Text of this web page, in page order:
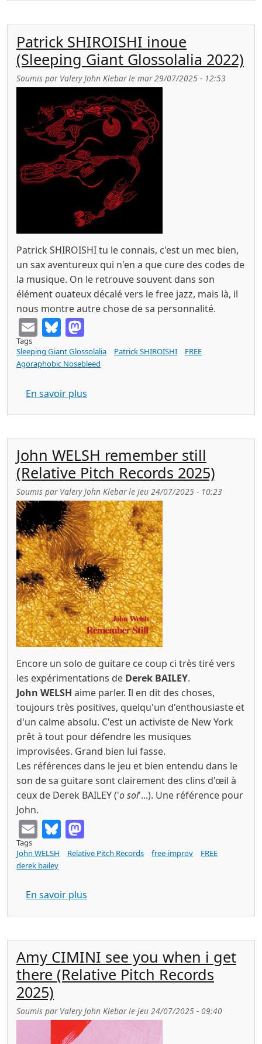
Patrick SHIROISHI inoue
(Sleeping Giant Glossolalia 2022)
Soumis par Valery John Klebar le mar 29/07/2025 - 12:53
Patrick SHIROISHI tu le connais, c'est un mec bien,
un sax aventureux qui n'en a que cure des codes de
la musique. On le retrouve souvent dans son
élément ouateux décalé vers le free jazz, mais là, il
nous montre autre chose de sa personnalité.
E
m
ai
Bl
u
e
y
a
st
d
o
n
Tags
Sleeping Giant Glossolalia
Patrick SHIROISHI
FREE
Agoraphobic Nosebleed
En savoir plus
John WELSH remember still
(Relative Pitch Records 2025)
Soumis par Valery John Klebarle jeu 24/07/2025 - 10:23
Encore un solo de guitare ce coup ci très tiré vers
les expérimentations de Derek BAILEY.
John WELSH aime parler. Il en dit des choses,
toujours très positives, quelqu'un d'enthousiaste et
d'un calme absolu. C'est un activiste de New York
prêt à tout pour défendre les musiques
improvisées. Grand bien lui fasse.
Les références dans le jeu et bien entendu dans le
son de sa guitare sont clairement des clins d'œil à
ceux de Derek BAILEY ('o sol'...). Une référence pour
John.
EmailBluesky
Tags
John WELSH
Relative Pitch Records free-improv
FREE
derek bailey
En savoir plus
Amy CIMINI see you when i get
there (Relative Pitch Records
2025)
Soumis par Valery John Klebarle jeu 24/07/2025 - 09:40